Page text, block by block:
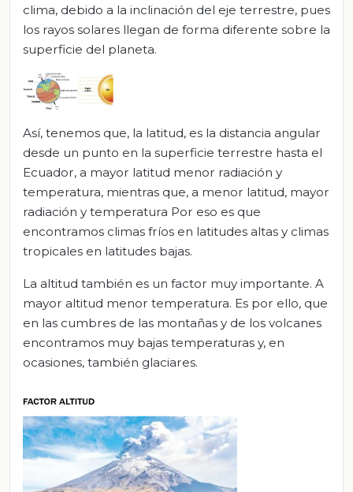
clima, debido a la inclinación del eje terrestre, pues
los rayos solares llegan de forma diferente sobre la
superficie del planeta.
Así, tenemos que, la latitud, es la distancia angular
desde un punto en la superficie terrestre hasta el
Ecuador, a mayor latitud menor radiación y
temperatura, mientras que, a menor latitud, mayor
radiación y temperatura Por eso es que
encontramos climas fríos en latitudes altas y climas
tropicales en latitudes bajas.
La altitud también es un factor muy importante. A
mayor altitud menor temperatura. Es por ello, que
en las cumbres de las montañas y de los volcanes
encontramos muy bajas temperaturas y, en
ocasiones, también glaciares.